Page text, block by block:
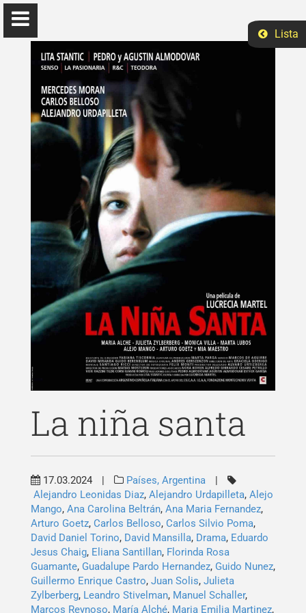
Elizabeth Ruano
Ph.D Ciências Sociais
Ensino
Pesquisa
Publicações
Contato
Pesquisar
por:
Lista
La niña santa
17.03.2024 | Países, Argentina
|
Alejandro Leonidas Diaz, Alejandro Urdapilleta, Alejo
Mango, Ana Carolina Beltrán, Ana Maria Fernandez,
Arturo Goetz, Carlos Belloso, Carlos Silvio Poma,
David Daniel Torino, David Mansilla, Drama, Eduardo
Jesus Chaig, Eliana Santillan, Florinda Rosa
Guamante, Guadalupe Pardo Hernandez, Guido Nunez,
Guillermo Enrique Castro, Juan Solis, Julieta
Zylberberg, Leandro Stivelman, Manuel Schaller,
Marcos Reynoso, María Alché, Maria Emilia Martinez,